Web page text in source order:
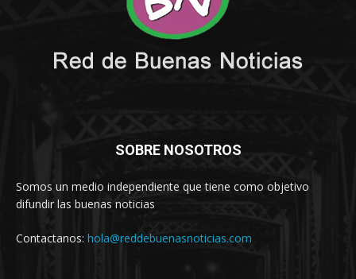
SOBRE NOSOTROS
Somos un medio independiente que tiene como objetivo
difundir las buenas noticias
Contactanos: hola@reddebuenasnoticias.com